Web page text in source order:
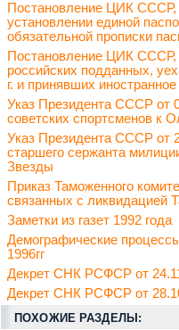
Постановление ЦИК
установлении единой
обязательной прописки
Постановление ЦИК
российских подданных,
г. и принявших иностранное
Указ Президента СССР от
советских спортсменов к
Указ Президента СССР от
старшего сержанта
Звезды
Приказ Таможенного
связанных с ликвидацией
Заметки из газет 1992 года
Демографические
1996гг
Декрет СНК РСФСР от
Декрет СНК РСФСР от
ПОХОЖИЕ РАЗДЕЛЫ: